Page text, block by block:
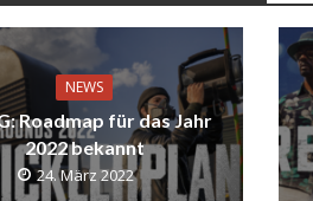
NEWS
Roadmap für das Jahr
2022 bekannt
24. März 2022